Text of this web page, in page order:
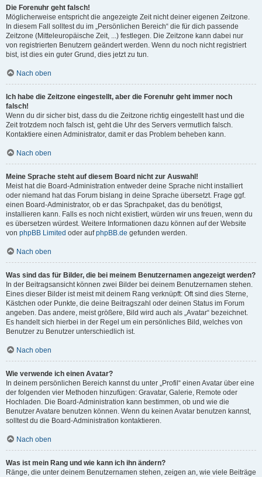
Die Forenuhr geht falsch!
Möglicherweise entspricht die angezeigte Zeit nicht deiner eigenen Zeitzone.
In diesem Fall solltest du im „Persönlichen Bereich“ die für dich passende
Zeitzone (Mitteleuropäische Zeit, ...) festlegen. Die Zeitzone kann dabei nur
von registrierten Benutzern geändert werden. Wenn du noch nicht registriert
bist, ist dies ein guter Grund, dies jetzt zu tun.
Nach oben
Ich habe die Zeitzone eingestellt, aber die Forenuhr geht immer noch
falsch!
Wenn du dir sicher bist, dass du die Zeitzone richtig eingestellt hast und die
Zeit trotzdem noch falsch ist, geht die Uhr des Servers vermutlich falsch.
Kontaktiere einen Administrator, damit er das Problem beheben kann.
Nach oben
Meine Sprache steht auf diesem Board nicht zur Auswahl!
Meist hat die Board-Administration entweder deine Sprache nicht installiert
oder niemand hat das Forum bislang in deine Sprache übersetzt. Frage ggf.
einen Board-Administrator, ob er das Sprachpaket, das du benötigst,
installieren kann. Falls es noch nicht existiert, würden wir uns freuen, wenn du
es übersetzen würdest. Weitere Informationen dazu können auf der Website
von phpBB Limited oder aufphpBB.de gefunden werden.
Nach oben
Was sind das für Bilder, die bei meinem Benutzernamen angezeigt werden?
In der Beitragsansicht können zwei Bilder bei deinem Benutzernamen stehen.
Eines dieser Bilder ist meist mit deinem Rang verknüpft: Oft sind dies Sterne,
Kästchen oder Punkte, die deine Beitragszahl oder deinen Status im Forum
angeben. Das andere, meist größere, Bild wird auch als „Avatar“ bezeichnet.
Es handelt sich hierbei in der Regel um ein persönliches Bild, welches von
Benutzer zu Benutzer unterschiedlich ist.
Nach oben
Wie verwende ich einen Avatar?
In deinem persönlichen Bereich kannst du unter „Profil“ einen Avatar über eine
der folgenden vier Methoden hinzufügen: Gravatar, Galerie, Remote oder
Hochladen. Die Board-Administration kann bestimmen, ob und wie die
Benutzer Avatare benutzen können. Wenn du keinen Avatar benutzen kannst,
solltest du die Board-Administration kontaktieren.
Nach oben
Was ist mein Rang und wie kann ich ihn ändern?
Ränge, die unter deinem Benutzernamen stehen, zeigen an, wie viele Beiträge